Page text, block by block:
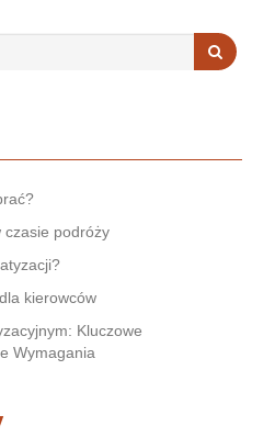
czasie podróży
kierowców
Kluczowe
Wymagania